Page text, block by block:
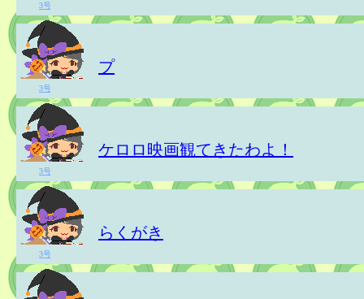
3号
プ
3号
ケロロ映画観てきたわよ！
3号
らくがき
3号